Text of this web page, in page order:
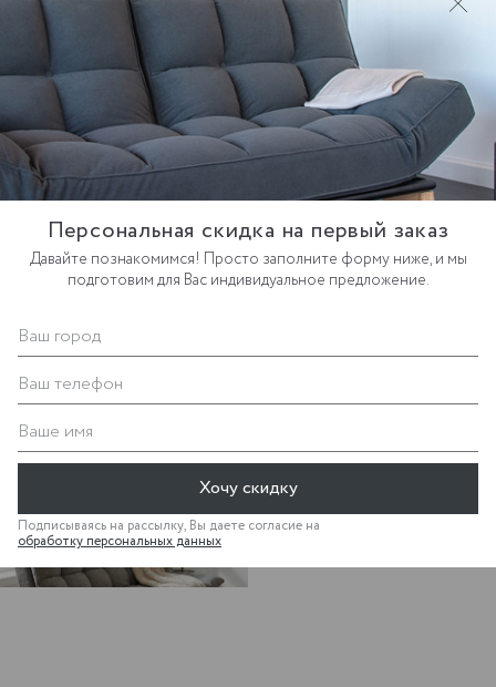
Дизайн
Эргономика
Механизм
Живые фотографии модели у Вас дома
Персональная скидка на первый заказ
Давайте познакомимся! Просто заполните форму ниже, и мы
подготовим для Вас индивидуальное предложение.
Ваш город
Ваш телефон
Ваше имя
Хочу скидку
Подписываясь на рассылку, Вы даете согласие на
обработку персональных данных